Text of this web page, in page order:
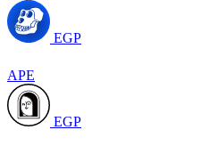
EGP
APE
EGP